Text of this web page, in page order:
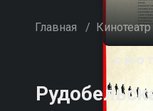
Главная / Кинотеатр